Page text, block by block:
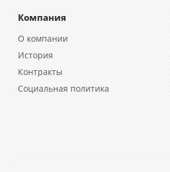
Компания
О компании
История
Контракты
Социальная политика